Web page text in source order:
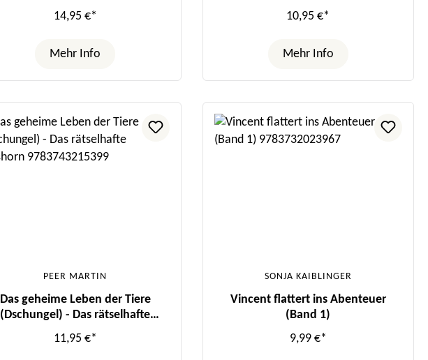
Farbseiten
14,95 €*
Mehr Info
10,95 €*
Mehr Info
PEER MARTIN
Das geheime Leben der Tiere
(Dschungel) - Das rätselhafte
Nashorn
11,95 €*
SONJA KAIBLINGER
Vincent flattert ins Abenteuer
(Band 1)
9,99 €*